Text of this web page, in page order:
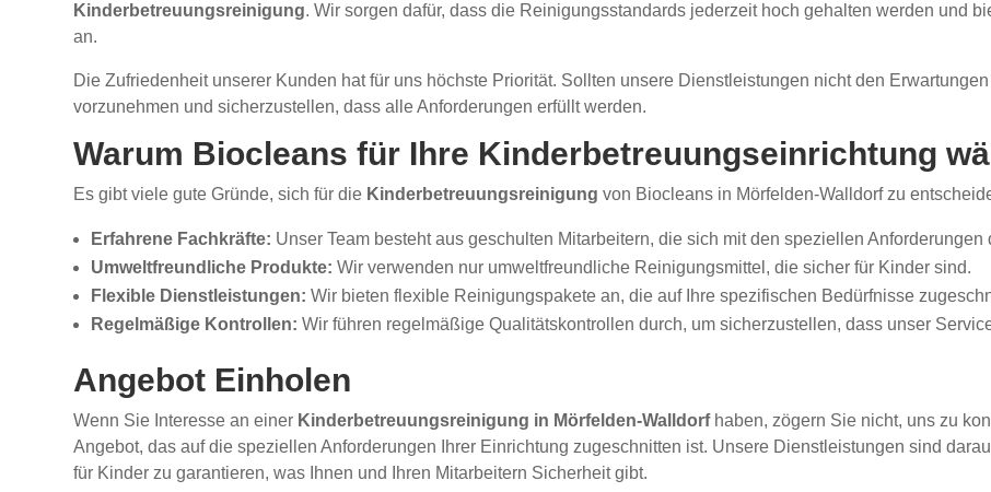
Kinderbetreuungsreinigung. Wir sorgen dafür, dass die Reinigungsstandards jederzeit hoch gehalten werden und
an.
Die Zufriedenheit unserer Kunden hat für uns höchste Priorität. Sollten unsere Dienstleistungen nicht den
vorzunehmen und sicherzustellen, dass alle Anforderungen erfüllt werden.
Warum Biocleans für Ihre Kinderbetreuungseinrichtung
Es gibt viele gute Gründe, sich für die Kinderbetreuungsreinigung von Biocleans in Mörfelden-Walldorf zu
Erfahrene Fachkräfte: Unser Team besteht aus geschulten Mitarbeitern, die sich mit den speziellen
Umweltfreundliche Produkte: Wir verwenden nur umweltfreundliche Reinigungsmittel, die sicher für Kinder sind.
Flexible Dienstleistungen: Wir bieten flexible Reinigungspakete an, die auf Ihre spezifischen Bedürfnisse
Regelmäßige Kontrollen: Wir führen regelmäßige Qualitätskontrollen durch, um sicherzustellen, dass unser
Angebot Einholen
Wenn Sie Interesse an einer Kinderbetreuungsreinigung in Mörfelden-Walldorfhaben, zögern Sie nicht, uns zu
Angebot, das auf die speziellen Anforderungen Ihrer Einrichtung zugeschnitten ist. Unsere Dienstleistungen sind
für Kinder zu garantieren, was Ihnen und Ihren Mitarbeitern Sicherheit gibt.